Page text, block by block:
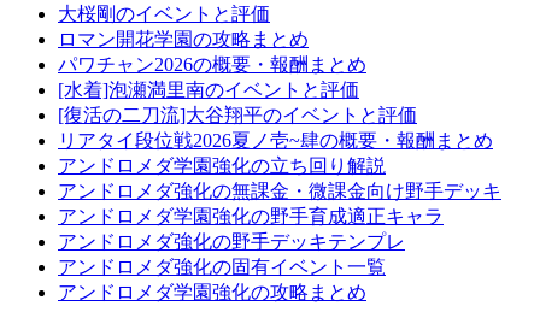
大桜剛のイベントと評価
ロマン開花学園の攻略まとめ
パワチャン2026の概要・報酬まとめ
[水着]泡瀬満里南のイベントと評価
[復活の二刀流]大谷翔平のイベントと評価
リアタイ段位戦2026夏ノ壱~肆の概要・報酬まとめ
アンドロメダ学園強化の立ち回り解説
アンドロメダ強化の無課金・微課金向け野手デッキ
アンドロメダ学園強化の野手育成適正キャラ
アンドロメダ強化の野手デッキテンプレ
アンドロメダ強化の固有イベント一覧
アンドロメダ学園強化の攻略まとめ